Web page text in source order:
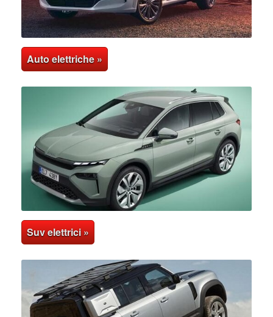
Auto elettriche »
Suv elettrici »